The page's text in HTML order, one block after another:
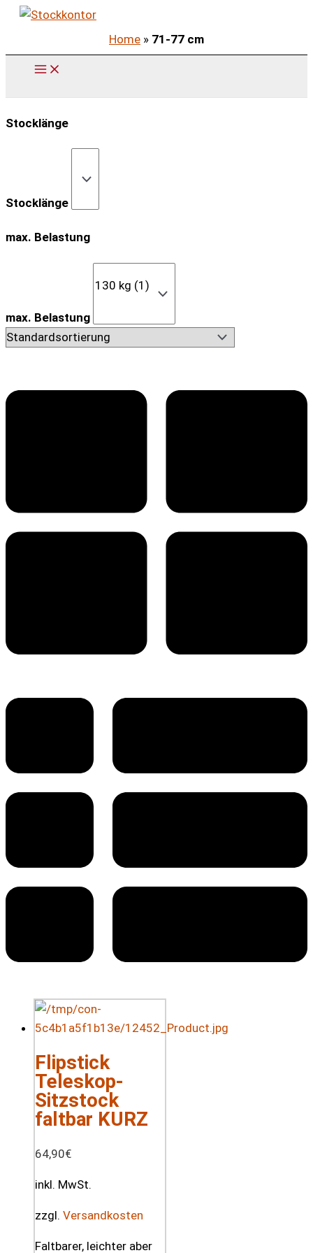
Zum
springen
Home » 71-77 cm
Stocklänge
Stocklänge
max. Belastung
max. Belastung
Flipstick
Teleskop-
Sitzstock
faltbar KURZ
64,90€
inkl. MwSt.
zzgl. Versandkosten
Faltbarer, leichter aber